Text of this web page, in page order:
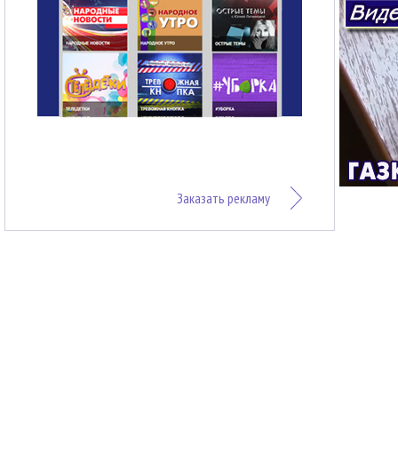
Заказать рекламу